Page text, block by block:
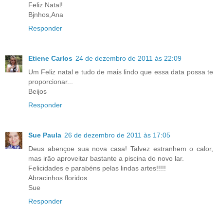
Feliz Natal!
Bjnhos,Ana
Responder
Etiene Carlos 24 de dezembro de 2011 às 22:09
Um Feliz natal e tudo de mais lindo que essa data possa te
proporcionar...
Beijos
Responder
Sue Paula 26 de dezembro de 2011 às 17:05
Deus abençoe sua nova casa! Talvez estranhem o calor,
mas irão aproveitar bastante a piscina do novo lar.
Felicidades e parabéns pelas lindas artes!!!!!
Abracinhos floridos
Sue
Responder